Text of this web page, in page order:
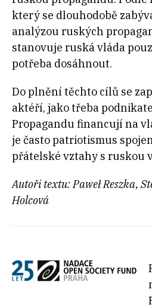
který se dlouhodobě
analýzou ruských
stanovuje ruská vláda
potřeba dosáhnout.
Do plnění těchto cílů se
aktéří, jako třeba
Propagandu financují na
je často patriotismus
přátelské vztahy s ruskou
Autoři textu: Paweł Reszka,
Holcová